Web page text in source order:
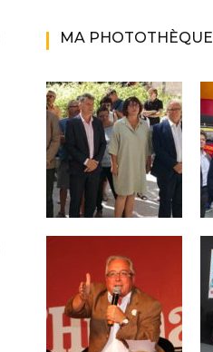
MA PHOTOTHÈQUE